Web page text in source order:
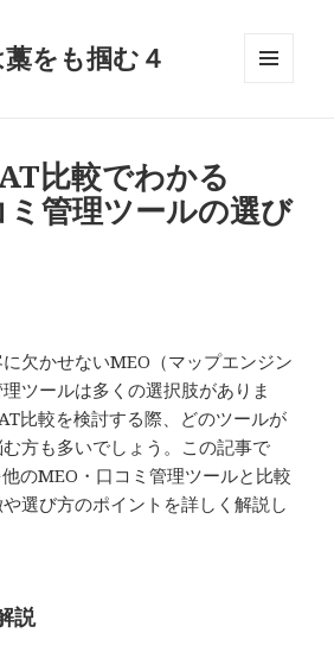
をも掴む４
比較でわかる
管理ツールの選び
欠かせないMEO（マップエンジン
ツールは多くの選択肢がありま
比較を検討する際、どのツールが
方も多いでしょう。この記事で
のMEO・口コミ管理ツールと比較
選び方のポイントを詳しく解説し
説